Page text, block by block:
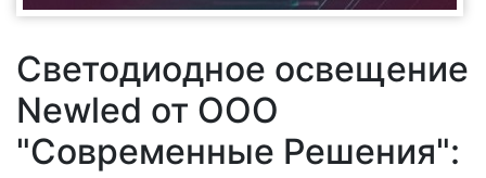
Светодиодное освещение
Newled от ООО
"Современные Решения":